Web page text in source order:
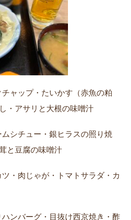
ップ・たいかす（赤魚の粕
・アサリと大根の味噌汁
チュー・銀ヒラスの照り焼
と豆腐の味噌汁
肉じゃが・トマトサラダ・カ
バーグ・目抜け西京焼き・酢